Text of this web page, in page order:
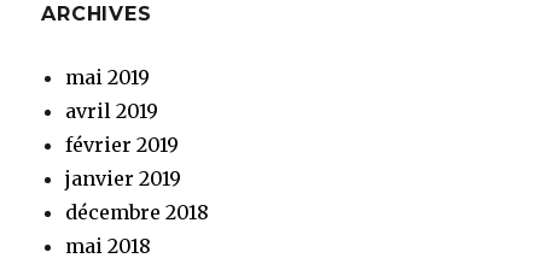
ARCHIVES
mai 2019
avril 2019
février 2019
janvier 2019
décembre 2018
mai 2018